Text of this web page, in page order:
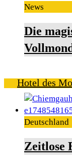
News
Die
Hotel des
Deutschland
Zeitlose